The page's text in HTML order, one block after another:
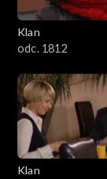
Klan
odc. 1812
Klan